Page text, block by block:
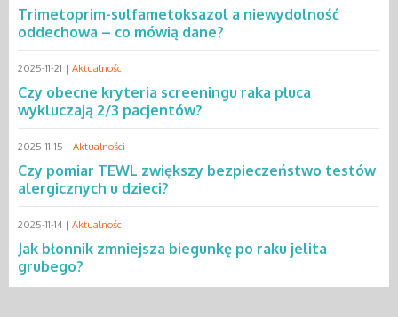
Trimetoprim-sulfametoksazol a niewydolność
oddechowa – co mówią dane?
2025-11-21 | Aktualności
Czy obecne kryteria screeningu raka płuca
wykluczają 2/3 pacjentów?
2025-11-15 | Aktualności
Czy pomiar TEWL zwiększy bezpieczeństwo testów
alergicznych u dzieci?
2025-11-14 | Aktualności
Jak błonnik zmniejsza biegunkę po raku jelita
grubego?